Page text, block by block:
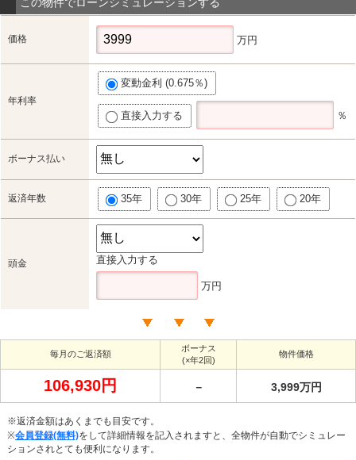
価格 万円
年利率
変動金利 (0.675％)
直接入力する ％
ボーナス払い
返済年数 35年 30年 25年 20年
頭金 直接入力する
万円
毎月のご返済額
ボーナス
(×年2回)
物件価格
106,930円 － 3,999万円
※返済金額はあくまでも目安です。
※会員登録(無料)をして詳細情報を記入されますと、全物件が自動でシミュレー
ションされとても便利になります。